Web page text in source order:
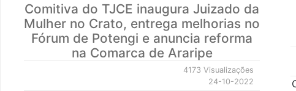
Comitiva do TJCE inaugura Juizado da
Mulher no Crato, entrega melhorias no
Fórum de Potengi e anuncia reforma
na Comarca de Araripe
4173 Visualizações
24-10-2022